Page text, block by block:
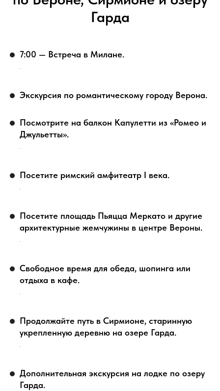
Гарда
7:00 — Встреча в Милане.
.
Экскурсия по романтическому городу Верона.
Посмотрите на балкон Капулетти из «Ромео и
Джульетты».
.
Посетите римский амфитеатр I века.
.
Посетите площадь Пьяцца Меркато и другие
архитектурные жемчужины в центре Вероны.
.
Свободное время для обеда, шопинга или
отдыха в кафе.
.
Продолжайте путь в Сирмионе, старинную
укрепленную деревню на озере Гарда.
.
Дополнительная экскурсия на лодке по озеру
Гарда.